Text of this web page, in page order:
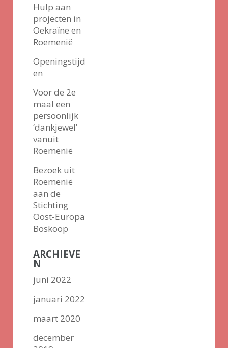
Hulp aan
projecten in
Oekraïne en
Roemenië
Openingstijd
en
Voor de 2e
maal een
persoonlijk
‘dankjewel’
vanuit
Roemenië
Bezoek uit
Roemenië
aan de
Stichting
Oost-Europa
Boskoop
ARCHIEVE
N
juni 2022
januari 2022
maart 2020
december